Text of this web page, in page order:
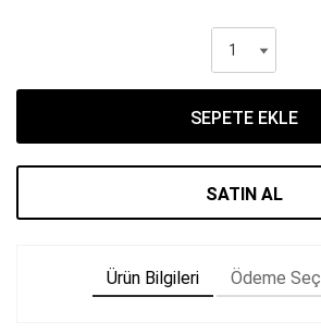
SEPETE EKLE
SATIN AL
Ürün Bilgileri Ödeme